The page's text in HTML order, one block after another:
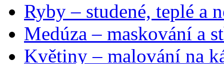
Ryby – studené, teplé a
Medúza – maskování a
Květiny – malování na